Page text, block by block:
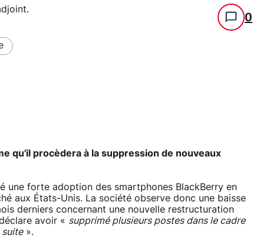
.
0
qu'il procèdera à la suppression de nouveaux
une forte adoption des smartphones BlackBerry en
aux États-Unis. La société observe donc une baisse
derniers concernant une nouvelle restructuration
avoir « supprimé plusieurs postes dans le cadre
suite».